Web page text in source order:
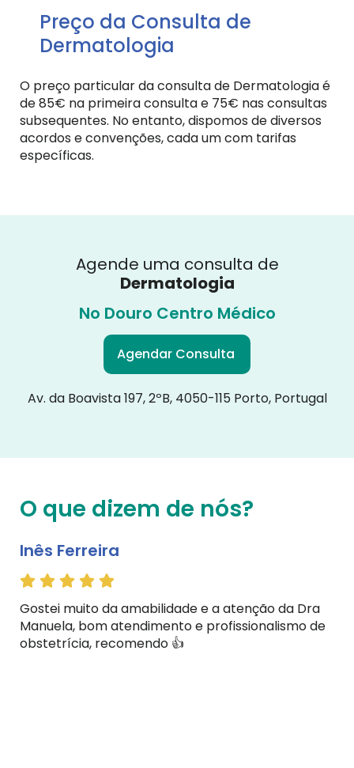
Preço da Consulta de
Dermatologia
O preço particular da consulta de Dermatologia é
de 85€ na primeira consulta e 75€ nas consultas
subsequentes. No entanto, dispomos de diversos
acordos e convenções, cada um com tarifas
específicas.
Agende uma consulta de
Dermatologia
No Douro Centro Médico
Agendar Consulta
Av. da Boavista 197, 2ºB, 4050-115 Porto, Portugal
O que dizem de nós?
Inês Ferreira
Gostei muito da amabilidade e a atenção da Dra
Manuela, bom atendimento e profissionalismo de
obstetrícia, recomendo 👍